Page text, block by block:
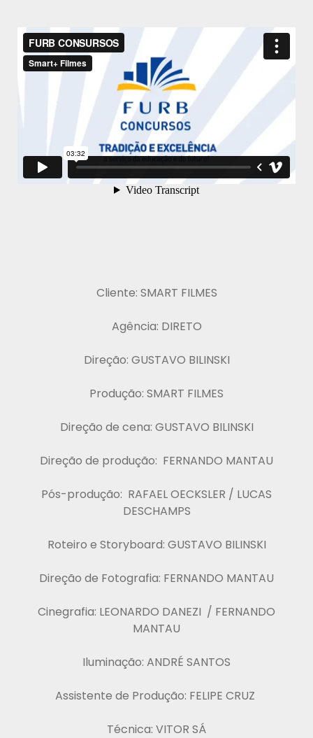
Cliente: SMART FILMES
Agência: DIRETO
Direção: GUSTAVO BILINSKI
Produção: SMART FILMES
Direção de cena: GUSTAVO BILINSKI
Direção de produção: FERNANDO MANTAU
Pós-produção: RAFAEL OECKSLER / LUCAS
DESCHAMPS
Roteiro e Storyboard: GUSTAVO BILINSKI
Direção de Fotografia: FERNANDO MANTAU
Cinegrafia: LEONARDO DANEZI / FERNANDO
MANTAU
Iluminação: ANDRÉ SANTOS
Assistente de Produção: FELIPE CRUZ
Técnica: VITOR SÁ